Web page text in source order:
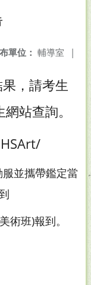
單位： 輔導室 |
，請考生
站查詢。
並攜帶鑑定當
術班)報到。